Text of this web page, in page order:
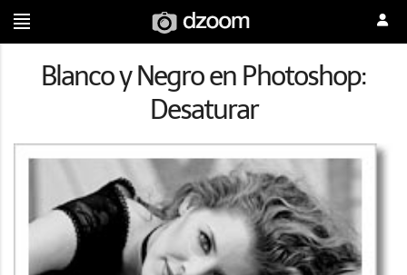
Blanco y Negro en Photoshop:
Desaturar